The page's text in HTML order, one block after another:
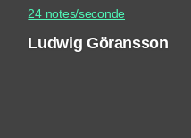
24 notes/seconde
Ludwig Göransson